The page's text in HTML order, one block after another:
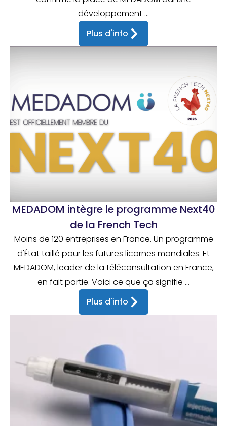
développement ...
Plus d'info
MEDADOM intègre le programme Next40
de la French Tech
Moins de 120 entreprises en France. Un programme
d'État taillé pour les futures licornes mondiales. Et
MEDADOM, leader de la téléconsultation en France,
en fait partie. Voici ce que ça signifie ...
Plus d'info